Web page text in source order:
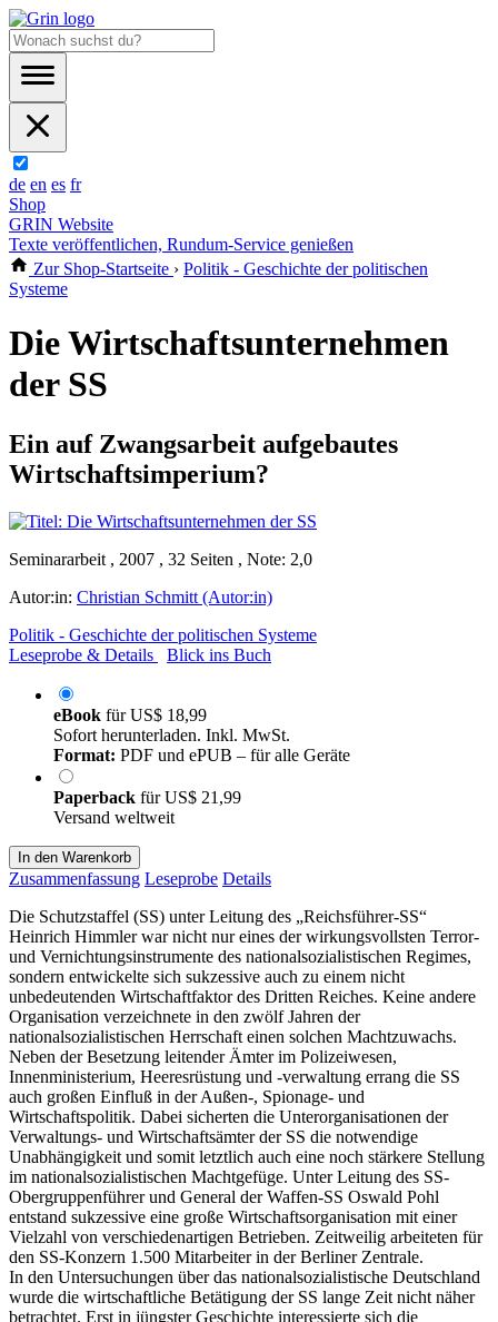
de en es fr
Shop
GRIN Website
Texte veröffentlichen, Rundum-Service genießen
Zur Shop-Startseite › Politik - Geschichte der politischen
Systeme
Die Wirtschaftsunternehmen
der SS
Ein auf Zwangsarbeit aufgebautes
Wirtschaftsimperium?
Seminararbeit , 2007 , 32 Seiten , Note: 2,0
Autor:in: Christian Schmitt (Autor:in)
Politik - Geschichte der politischen Systeme
Leseprobe & Details
Blick ins Buch
eBook fürUS$ 18,99
Sofort herunterladen. Inkl. MwSt.
Format: PDF und ePUB – für alle Geräte
Paperback fürUS$ 21,99
Versand weltweit
In den Warenkorb
Zusammenfassung Leseprobe Details
Die Schutzstaffel (SS) unter Leitung des „Reichsführer-SS“
Heinrich Himmler war nicht nur eines der wirkungsvollsten Terror-
und Vernichtungsinstrumente des nationalsozialistischen Regimes,
sondern entwickelte sich sukzessive auch zu einem nicht
unbedeutenden Wirtschaftfaktor des Dritten Reiches. Keine andere
Organisation verzeichnete in den zwölf Jahren der
nationalsozialistischen Herrschaft einen solchen Machtzuwachs.
Neben der Besetzung leitender Ämter im Polizeiwesen,
Innenministerium, Heeresrüstung und -verwaltung errang die SS
auch großen Einfluß in der Außen-, Spionage- und
Wirtschaftspolitik. Dabei sicherten die Unterorganisationen der
Verwaltungs- und Wirtschaftsämter der SS die notwendige
Unabhängigkeit und somit letztlich auch eine noch stärkere Stellung
im nationalsozialistischen Machtgefüge. Unter Leitung des SS-
Obergruppenführer und General der Waffen-SS Oswald Pohl
entstand sukzessive eine große Wirtschaftsorganisation mit einer
Vielzahl von verschiedenartigen Betrieben. Zeitweilig arbeiteten für
den SS-Konzern 1.500 Mitarbeiter in der Berliner Zentrale.
In den Untersuchungen über das nationalsozialistische Deutschland
wurde die wirtschaftliche Betätigung der SS lange Zeit nicht näher
betrachtet. Erst in jüngster Geschichte interessierte sich die